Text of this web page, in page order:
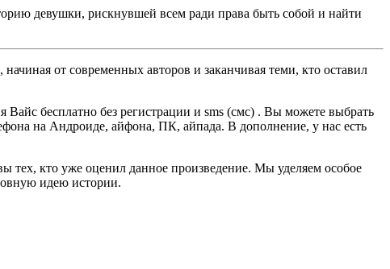
девушки, рискнувшей всем ради права быть собой и найти
от современных авторов и заканчивая теми, кто оставил
бесплатно без регистрации и sms (смс) . Вы можете выбрать
на Андроиде, айфона, ПК, айпада. В дополнение, у нас есть
тех, кто уже оценил данное произведение. Мы уделяем особое
идею истории.